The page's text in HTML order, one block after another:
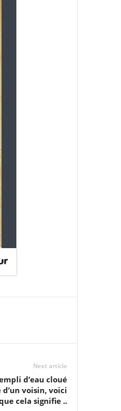
Next article
d’eau cloué
voisin, voici
cela signifie ..